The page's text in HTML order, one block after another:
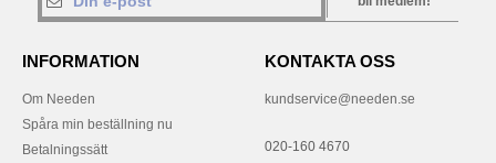
INFORMATION
Om Needen
Spåra min beställning nu
Betalningssätt
KONTAKTA OSS
kundservice@needen.se
020-160 4670